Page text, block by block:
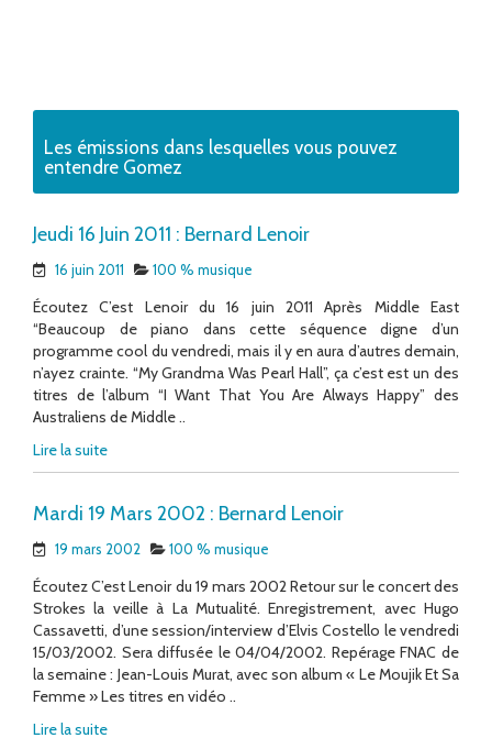
Les émissions dans lesquelles vous pouvez
entendre Gomez
Jeudi 16 Juin 2011 : Bernard Lenoir
16 juin 2011 100 % musique
Écoutez C’est Lenoir du 16 juin 2011 Après Middle East
“Beaucoup de piano dans cette séquence digne d’un
programme cool du vendredi, mais il y en aura d’autres demain,
n’ayez crainte. “My Grandma Was Pearl Hall”, ça c’est est un des
titres de l’album “I Want That You Are Always Happy” des
Australiens de Middle ..
Lire la suite
Mardi 19 Mars 2002 : Bernard Lenoir
19 mars 2002 100 % musique
Écoutez C’est Lenoir du 19 mars 2002 Retour sur le concert des
Strokes la veille à La Mutualité. Enregistrement, avec Hugo
Cassavetti, d’une session/interview d’Elvis Costello le vendredi
15/03/2002. Sera diffusée le 04/04/2002. Repérage FNAC de
la semaine : Jean-Louis Murat, avec son album « Le Moujik Et Sa
Femme » Les titres en vidéo ..
Lire la suite